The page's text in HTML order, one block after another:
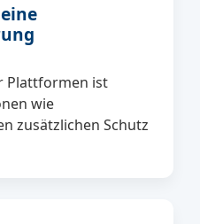
Plattformen ist
wie
zusätzlichen Schutz